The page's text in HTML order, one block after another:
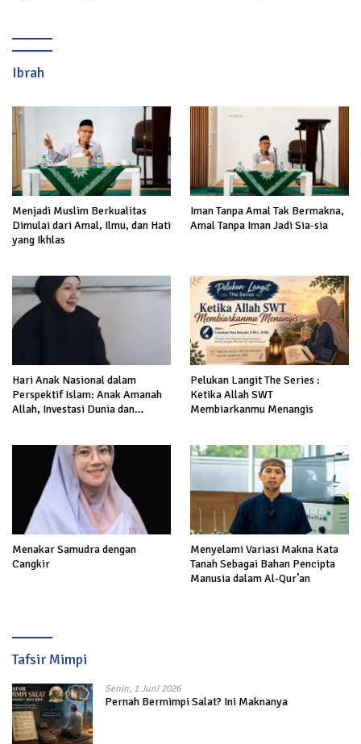
Ibrah
Menjadi Muslim Berkualitas
Dimulai dari Amal, Ilmu, dan Hati
yang Ikhlas
Iman Tanpa Amal Tak Bermakna,
Amal Tanpa Iman Jadi Sia-sia
Hari Anak Nasional dalam
Perspektif Islam: Anak Amanah
Allah, Investasi Dunia dan
Pelukan Langit The Series :
Ketika Allah SWT
Membiarkanmu Menangis
Menakar Samudra dengan
Cangkir
Menyelami Variasi Makna Kata
Tanah Sebagai Bahan Pencipta
Manusia dalam Al-Qur’an
Tafsir Mimpi
Senin, 1 Juni 2026
Pernah Bermimpi Salat? Ini Maknanya